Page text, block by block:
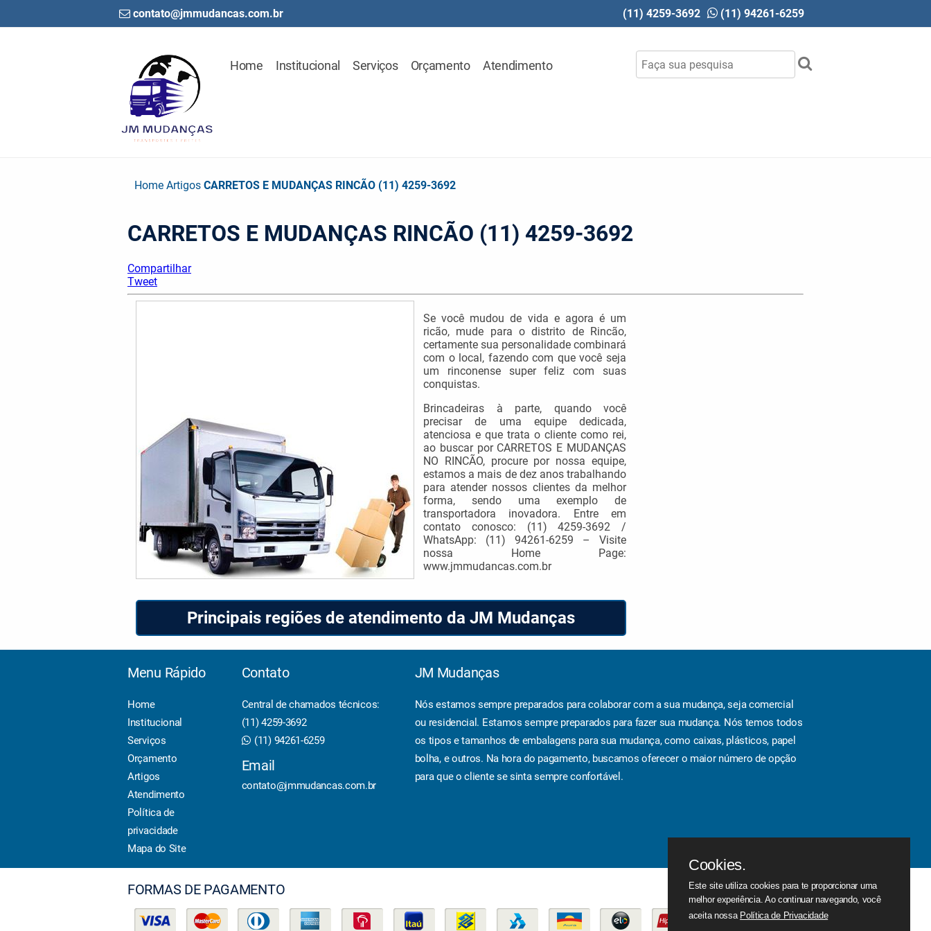
contato@jmmudancas.com.br (11) 4259-3692 (11) 94261-6259
Home Institucional Serviços Orçamento Atendimento
Home Artigos CARRETOS E MUDANÇAS RINCÃO (11) 4259-3692
CARRETOS E MUDANÇAS RINCÃO (11) 4259-3692
Compartilhar
Tweet
Se você mudou de vida e agora é um
ricão, mude para o distrito de Rincão,
certamente sua personalidade combinará
com o local, fazendo com que você seja
um rinconense super feliz com suas
conquistas.
Brincadeiras à parte, quando você
precisar de uma equipe dedicada,
atenciosa e que trata o cliente como rei,
ao buscar por CARRETOS E MUDANÇAS
NO RINCÃO, procure por nossa equipe,
estamos a mais de dez anos trabalhando
para atender nossos clientes da melhor
forma, sendo uma exemplo de
transportadora inovadora. Entre em
contato conosco: (11) 4259-3692 /
WhatsApp: (11) 94261-6259 – Visite
nossa Home Page:
www.jmmudancas.com.br
Principais regiões de atendimento da JM Mudanças
Menu Rápido
Home
Institucional
Serviços
Orçamento
Artigos
Atendimento
Política de
privacidade
Mapa do Site
Contato
Central de chamados técnicos:
(11) 4259-3692
(11) 94261-6259
Email
contato@jmmudancas.com.br
JM Mudanças
Nós estamos sempre preparados para colaborar com a sua mudança, seja comercial
ou residencial. Estamos sempre preparados para fazer sua mudança. Nós temos todos
os tipos e tamanhos de embalagens para sua mudança, como caixas, plásticos, papel
bolha, e outros. Na hora do pagamento, buscamos oferecer o maior número de opção
para que o cliente se sinta sempre confortável.
FORMAS DE PAGAMENTO
Cookies.
Este site utiliza cookies para te proporcionar uma
melhor experiência. Ao continuar navegando, você
aceita nossa Política de Privacidade